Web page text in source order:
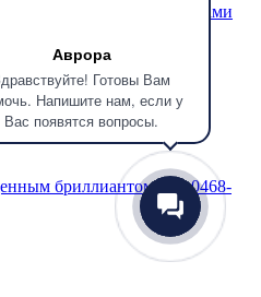
Аврора
Готовы Вам
Напишите нам, если у
Вас появятся вопросы.
с якутскими бриллиантами
бриллиантом (арт.0468-